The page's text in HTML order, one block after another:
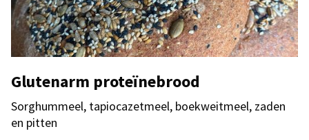
Glutenarm proteïnebrood
Sorghummeel, tapiocazetmeel, boekweitmeel, zaden
en pitten